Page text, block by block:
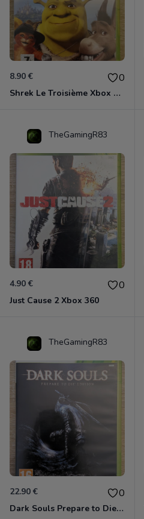
8.90 € 0
Shrek Le Troisième Xbox 360
TheGamingR83
4.90 € 0
Just Cause 2 Xbox 360
TheGamingR83
22.90 € 0
Dark Souls Prepare to Die Edition XBOX 360